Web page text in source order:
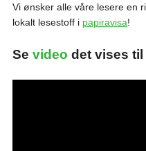
Vi ønsker alle våre lesere en
lokalt lesestoff i papiravisa!
Se video det vises